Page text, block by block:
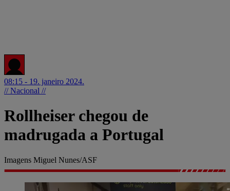
08:15 - 19. janeiro 2024.
// Nacional //
Rollheiser chegou de
madrugada a Portugal
Imagens Miguel Nunes/ASF